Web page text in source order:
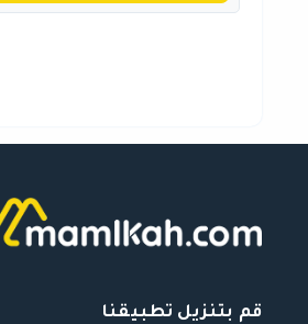
قم بتنزيل تطبيقنا